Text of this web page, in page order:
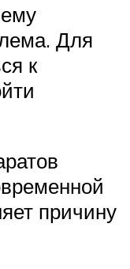
Для
к
причину